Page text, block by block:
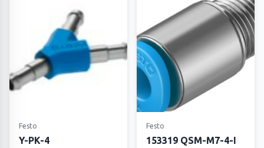
Festo
Y-PK-4
Festo
153319 QSM-M7-4-I